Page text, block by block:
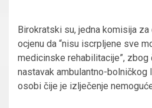
Birokratski su, jedna komisija
ocjenu da “nisu iscrpljene sve
medicinske rehabilitacije”,
nastavak ambulantno-bolničkog
osobi čije je izlječenje